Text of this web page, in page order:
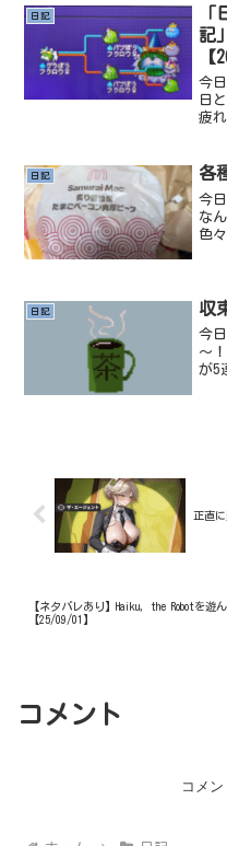
よ
日記
「
記
【
今
日
疲
日記 各
今
な
色
り
日記 収
今
～
が5
正直
【ネタバレあり】Haiku, the Robotを遊
【25/09/01】
コメント
コメ